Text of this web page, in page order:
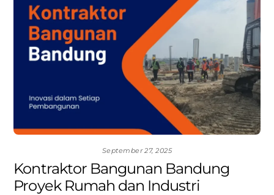
September 27, 2025
Kontraktor Bangunan Bandung
Proyek Rumah dan Industri